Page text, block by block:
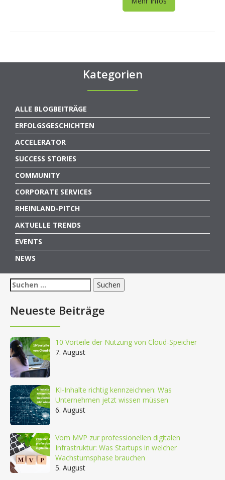
Kategorien
ALLE BLOGBEITRÄGE
ERFOLGSGESCHICHTEN
ACCELERATOR
SUCCESS STORIES
COMMUNITY
CORPORATE SERVICES
RHEINLAND-PITCH
AKTUELLE TRENDS
EVENTS
NEWS
Suchen
nach:
Neueste Beiträge
10 Vorteile der Nutzung von Cloud-Speicher
7. August
KI-Inhalte richtig kennzeichnen: Was
Unternehmen jetzt wissen müssen
6. August
Vom MVP zur professionellen digitalen
Infrastruktur: Was Startups in welcher
Wachstumsphase brauchen
5. August